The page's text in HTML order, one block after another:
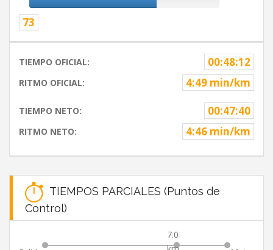
73
TIEMPO OFICIAL: 00:48:12
RITMO OFICIAL: 4:49 min/km
TIEMPO NETO: 00:47:40
RITMO NETO: 4:46 min/km
TIEMPOS PARCIALES (Puntos de
Control)
7.0